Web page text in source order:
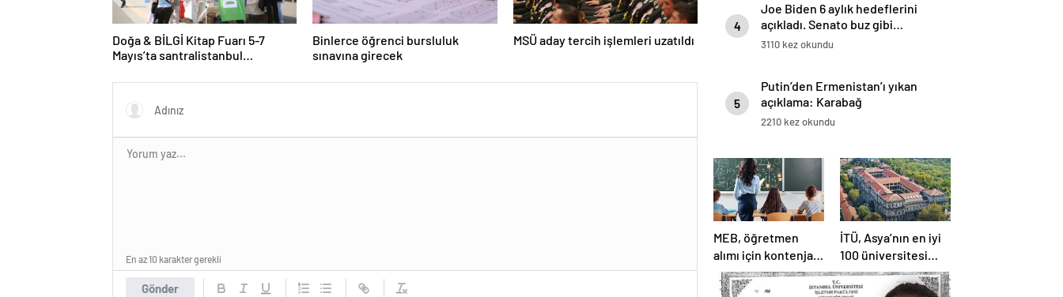
Doğa & BİLGİ Kitap Fuarı 5-7
Mayıs’ta santralistanbul
Binlerce öğrenci bursluluk
sınavına girecek
MSÜ aday tercih işlemleri uzatıldı
Gönder
En az 10 karakter gerekli
4
Joe Biden 6 aylık hedeflerini
açıkladı. Senato buz gibi…
3110 kez okundu
5
Putin’den Ermenistan’ı yıkan
açıklama: Karabağ
Azerbaycan’ın ayrılmaz bir
2210 kez okundu
MEB, öğretmen
alımı için kontenjan
dağılımını açıkladı
İTÜ, Asya’nın en iyi
100 üniversitesi
arasında yer aldı